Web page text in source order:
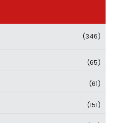
(346)
(65)
(61)
(151)